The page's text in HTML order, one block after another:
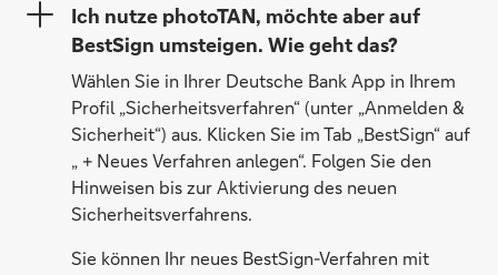
Ich nutze photoTAN, möchte aber auf
BestSign umsteigen. Wie geht das?
Wählen Sie in Ihrer Deutsche Bank App in Ihrem
Profil „Sicherheitsverfahren“ (unter „Anmelden &
Sicherheit“) aus. Klicken Sie im Tab „BestSign“ auf
„ + Neues Verfahren anlegen“. Folgen Sie den
Hinweisen bis zur Aktivierung des neuen
Sicherheitsverfahrens.
Sie können Ihr neues BestSign-Verfahren mit